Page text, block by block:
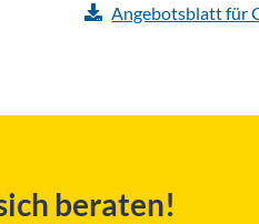
Angebotsblatt für
beraten!